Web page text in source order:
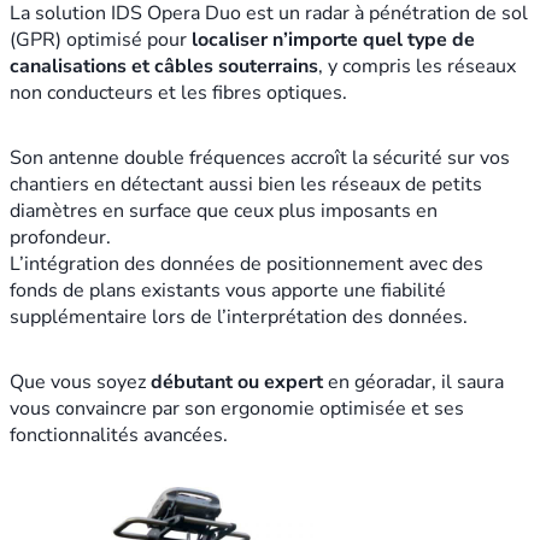
d
a
r
I
S
O
p
e
r
a
X
R
La solution IDS Opera Duo est un radar à pénétration de sol
(GPR) optimisé pour localiser n’importe quel type de
canalisations et câbles souterrains, y compris les réseaux
non conducteurs et les fibres optiques.
Son antenne double fréquences accroît la sécurité sur vos
chantiers en détectant aussi bien les réseaux de petits
diamètres en surface que ceux plus imposants en
profondeur.
L’intégration des données de positionnement avec des
fonds de plans existants vous apporte une fiabilité
supplémentaire lors de l’interprétation des données.
Que vous soyezdébutant ou experten géoradar, il saura
vous convaincre par son ergonomie optimisée et ses
fonctionnalités avancées.